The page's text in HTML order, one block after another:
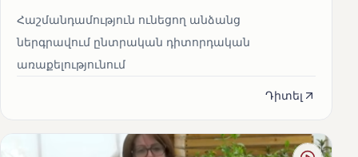
Հաշմանդամություն ունեցող անձանց
ներգրավում ընտրական դիտորդական
առաքելությունում
Դիտել